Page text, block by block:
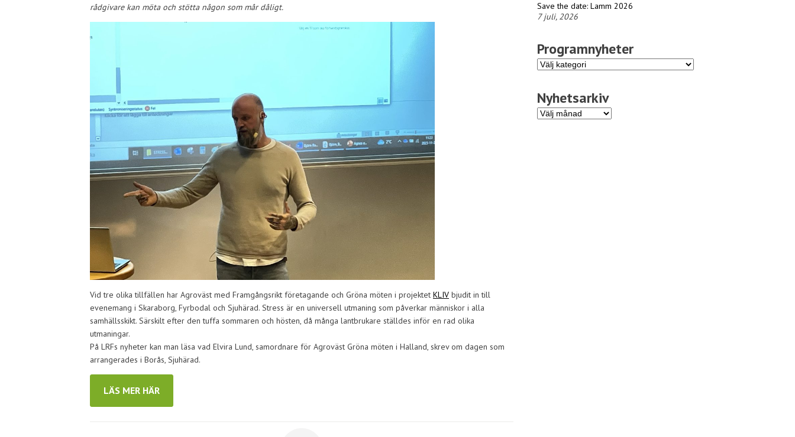
rådgivare kan möta och stötta någon som mår dåligt.
Vid tre olika tillfällen har Agroväst med Framgångsrikt företagande och Gröna möten i projektet KLIV bjudit in till
evenemang i Skaraborg, Fyrbodal och Sjuhärad. Stress är en universell utmaning som påverkar människor i alla
samhällsskikt. Särskilt efter den tuffa sommaren och hösten, då många lantbrukare ställdes inför en rad olika
utmaningar.
På LRFs nyheter kan man läsa vad Elvira Lund, samordnare för Agroväst Gröna möten i Halland, skrev om dagen som
arrangerades i Borås, Sjuhärad.
LÄS MER HÄR
Save the date: Lamm 2026
7 juli, 2026
Programnyheter
Programnyheter
Nyhetsarkiv
Nyhetsarkiv